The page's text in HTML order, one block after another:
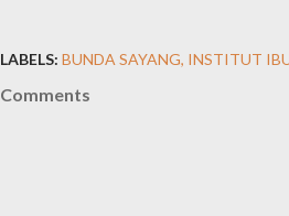
LABELS: BUNDA SAYANG INSTITUT
Comments